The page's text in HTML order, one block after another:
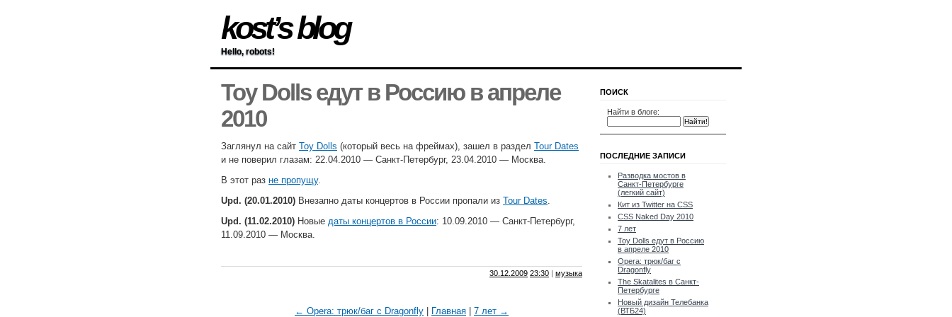
kost’s blog
Hello, robots!
Toy Dolls едут в Россию в апреле
2010
Заглянул на сайт Toy Dolls (который весь на фреймах), зашел в раздел Tour Dates
и не поверил глазам: 22.04.2010 — Санкт-Петербург, 23.04.2010 — Москва.
В этот раз не пропущу.
Upd. (20.01.2010) Внезапно даты концертов в России пропали из Tour Dates.
Upd. (11.02.2010) Новые даты концертов в России: 10.09.2010 — Санкт-Петербург,
11.09.2010 — Москва.
30.12.2009 23:30 | музыка
← Opera: трюк/баг с Dragonfly Главная 7 лет →
ПОИСК
Найти в блоге:
ПОСЛЕДНИЕ ЗАПИСИ
Разводка мостов в
Санкт-Петербурге
(легкий сайт)
Кит из Twitter на CSS
CSS Naked Day 2010
7 лет
Toy Dolls едут в Россию
в апреле 2010
Opera: трюк/баг с
Dragonfly
The Skatalites в Санкт-
Петербурге
Новый дизайн Телебанка
(ВТБ24)